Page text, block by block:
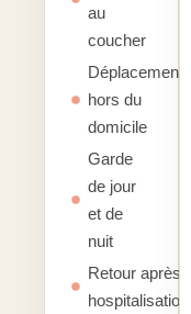
au
coucher
Déplacements
hors du
domicile
Garde
de jour
et de
nuit
Retour après
hospitalisation